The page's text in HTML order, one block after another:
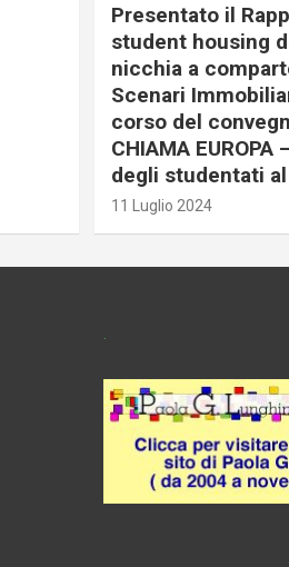
Presentato il
student housing
nicchia a
Scenari
corso del
CHIAMA
degli studentati
11 Luglio 2024
.